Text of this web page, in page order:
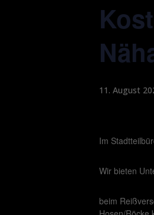
11. August
Im
Wir bieten
beim